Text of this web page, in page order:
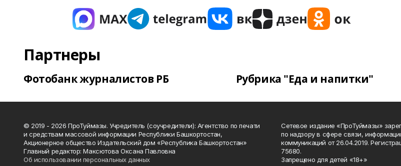
Партнеры
Фотобанк журналистов РБ Рубрика "Еда и напитки"
© 2019 - 2026 ПроТуймазы. Учредитель (соучредители): Агентство по печати
и средствам массовой информации Республики Башкортостан,
Акционерное общество Издательский дом «Республика Башкортостан»
Главный редактор: Максютова Оксана Павловна
Об использовании персональных данных
Сетевое издание «ПроТуймазы»
по надзору в сфере связи,
коммуникаций от 26.04.2019.
75680.
Запрещено для детей «18+»